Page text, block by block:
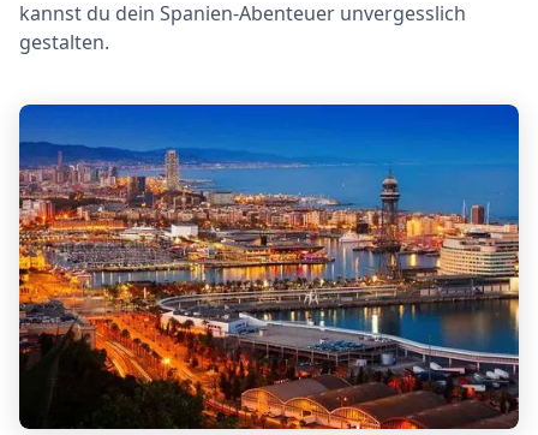
kannst du dein Spanien-Abenteuer unvergesslich
gestalten.